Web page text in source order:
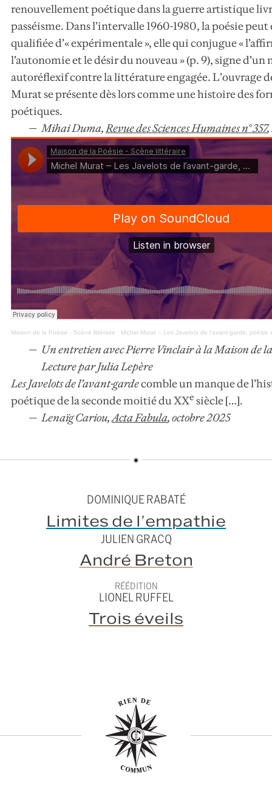
renouvellement poétique dans la guerre artistique
passéisme. Dans l’intervalle 1960-1980, la poésie
qualifiée d’« expérimentale », elle qui conjugue «
l’autonomie et le désir du nouveau » (p. 9), signe
autoréflexif contre la littérature engagée. L’ouvrage
Murat se présente dès lors comme une histoire des
poétiques.
Mihai Duma,Revue des Sciences Humaines n° 357,
Maison de la Poésie - Scène littéraire · Michel Murat – Les Javelots de l’avant-garde,
Un entretien avec Pierre Vinclair à la Maison de la
Lecture par Julia Lepère
Les Javelots de l’avant-gardecomble un manque de
poétique de la seconde moitié du XXe siècle […].
Lenaïg Cariou,Acta Fabula,octobre 2025
DOMINIQUE RABATÉ
Limites de l’empathie
JULIEN GRACQ
André Breton
RÉÉDITION
LIONEL RUFFEL
Trois éveils